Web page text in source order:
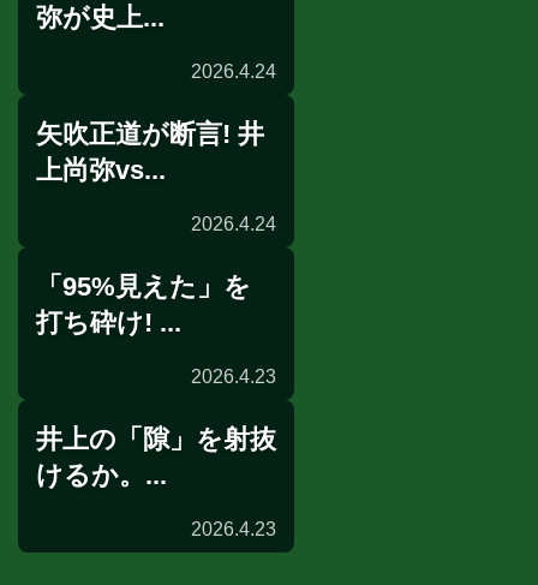
スパーリング打ち上げ
弥が史上...
2026.4.24
展開予想
矢吹正道が断言! 井
上尚弥vs...
2026.4.24
公開練習
「95%見えた」を
打ち砕け! ...
2026.4.23
井上の「隙」を射抜
けるか。...
2026.4.23